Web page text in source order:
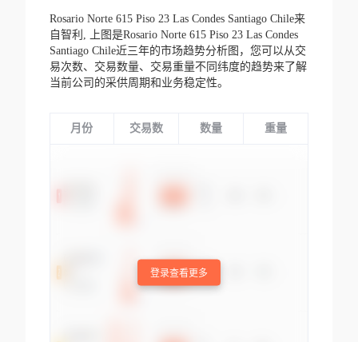
Rosario Norte 615 Piso 23 Las Condes Santiago Chile来
自智利,
上图是Rosario Norte 615 Piso 23 Las Condes
Santiago Chile近三年的市场趋势分析图，您可以从交
易次数、交易数量、交易重量不同纬度的趋势来了解
当前公司的采供周期和业务稳定性。
月份 交易数 数量 重量
登录查看更多